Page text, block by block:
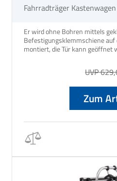
Fahrradträger Kastenwagen
Er wird ohne Bohren mittels
Befestigungsklemmschiene auf
montiert, die Tür kann geöffnet
UVP
Zum